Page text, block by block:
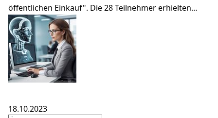
öffentlichen Einkauf". Die 28 Teilnehmer erhielten
spannende Einblicke in die Potenziale der Künstlichen
Intelligenz (KI) im Beschaffungswesen. Zentraler Punkt
war der Vortrag von Herrn von der Berliner Firma
über die Prompt-Methodik zur Texterstellung mithilfe
von ChatGPT. Diese Methode ermöglicht einen
18.10.2023